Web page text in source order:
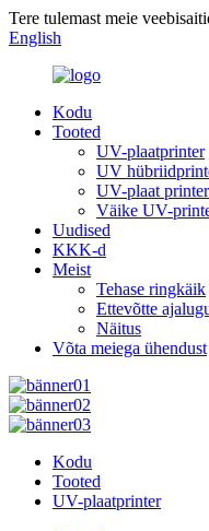
Tere tulemast meie
English
Kodu
Tooted
UV-plaatprinter
UV
UV-plaat
Väike UV-
Uudised
KKK-d
Meist
Tehase ringkäik
Ettevõtte
Näitus
Võta meiega ühendust
Kodu
Tooted
UV-plaatprinter